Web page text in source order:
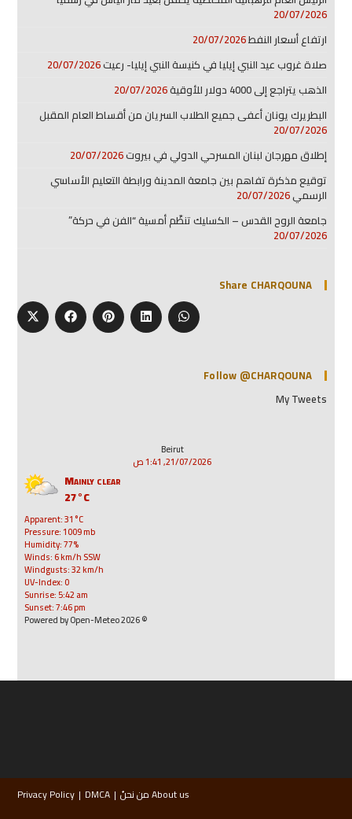
20/07/2026
ارتفاع أسعار النفط20/07/2026
صلاة غروب عيد النبي إيليا في كنيسة النبي إيليا- رعيت20/07/2026
الذهب يتراجع إلى 4000 دولار للأوقية
20/07/2026
البطريرك يونان أعفى جميع الطلاب السريان من أقساط العام المقبل
20/07/2026
إطلاق مهرجان لبنان المسرحي الدولي في بيروت20/07/2026
توقيع مذكرة تفاهم بين جامعة المدينة ورابطة التعليم الأساسي
الرسمي20/07/2026
جامعة الروح القدس – الكسليك تنظّم أمسية “الفن في حركة”
20/07/2026
Share CHARQOUNA
Follow @CHARQOUNA
My Tweets
Beirut
21/07/2026, 1:41 ص
Mainly clear
27°C
Apparent: 31°C
Pressure: 1009 mb
Humidity: 77%
Winds: 6 km/h SSW
Windgusts: 32 km/h
UV-Index: 0
Sunrise: 5:42 am
Sunset: 7:46 pm
© 2026 Powered by Open-Meteo
About us من نحنُ DMCA
Privacy Policy